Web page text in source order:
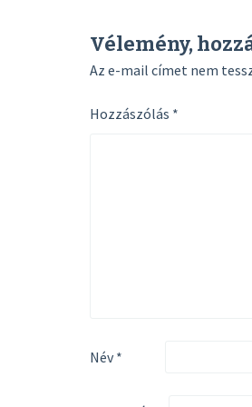
Vélemény,
Az e-mail címet nem
Hozzászólás *
Név *